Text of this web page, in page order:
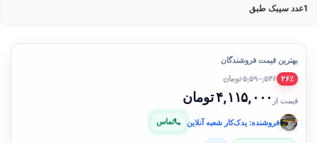
1عدد سیبک طبق
بهترین قیمت فروشندگان
۲۶٪ ۵,۵۹۰,۵۳۶ تومان
قیمت از ۴,۱۱۵,۰۰۰ تومان
فروشنده: یدک‌کار شعبه آنلاین تماس